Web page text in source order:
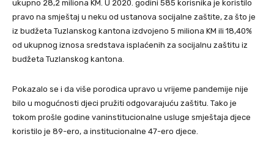
ukupno 28,2 miliona KM. U 2020. godini 585 korisnika je koristilo
pravo na smještaj u neku od ustanova socijalne zaštite, za što je
iz budžeta Tuzlanskog kantona izdvojeno 5 miliona KM ili 18,40%
od ukupnog iznosa sredstava isplaćenih za socijalnu zaštitu iz
budžeta Tuzlanskog kantona.
Pokazalo se i da više porodica upravo u vrijeme pandemije nije
bilo u mogućnosti djeci pružiti odgovarajuću zaštitu. Tako je
tokom prošle godine vaninstitucionalne usluge smještaja djece
koristilo je 89-ero, a institucionalne 47-ero djece.